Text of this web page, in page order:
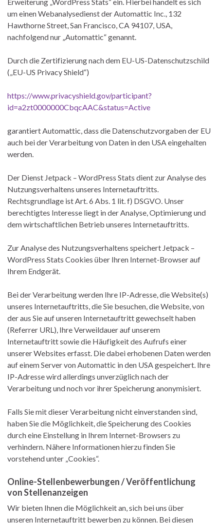
um einen Webanalysedienst der Automattic Inc., 132
Hawthorne Street, San Francisco, CA 94107, USA,
nachfolgend nur „Automattic“ genannt.
Durch die Zertifizierung nach dem EU-US-Datenschutzschild
(„EU-US Privacy Shield“)
https://www.privacyshield.gov/participant?
id=a2zt0000000CbqcAAC&status=Active
garantiert Automattic, dass die Datenschutzvorgaben der EU
auch bei der Verarbeitung von Daten in den USA eingehalten
werden.
Der Dienst Jetpack – WordPress Stats dient zur Analyse des
Nutzungsverhaltens unseres Internetauftritts.
Rechtsgrundlage ist Art. 6 Abs. 1 lit. f) DSGVO. Unser
berechtigtes Interesse liegt in der Analyse, Optimierung und
dem wirtschaftlichen Betrieb unseres Internetauftritts.
Zur Analyse des Nutzungsverhaltens speichert Jetpack –
WordPress Stats Cookies über Ihren Internet-Browser auf
Ihrem Endgerät.
Bei der Verarbeitung werden Ihre IP-Adresse, die Website(s)
unseres Internetauftritts, die Sie besuchen, die Website, von
der aus Sie auf unseren Internetauftritt gewechselt haben
(Referrer URL), Ihre Verweildauer auf unserem
Internetauftritt sowie die Häufigkeit des Aufrufs einer
unserer Websites erfasst. Die dabei erhobenen Daten werden
auf einem Server von Automattic in den USA gespeichert. Ihre
IP-Adresse wird allerdings unverzüglich nach der
Verarbeitung und noch vor ihrer Speicherung anonymisiert.
Falls Sie mit dieser Verarbeitung nicht einverstanden sind,
haben Sie die Möglichkeit, die Speicherung des Cookies
durch eine Einstellung in Ihrem Internet-Browsers zu
verhindern. Nähere Informationen hierzu finden Sie
vorstehend unter „Cookies“.
Online-Stellenbewerbungen / Veröffentlichung
von Stellenanzeigen
Wir bieten Ihnen die Möglichkeit an, sich bei uns über
unseren Internetauftritt bewerben zu können. Bei diesen